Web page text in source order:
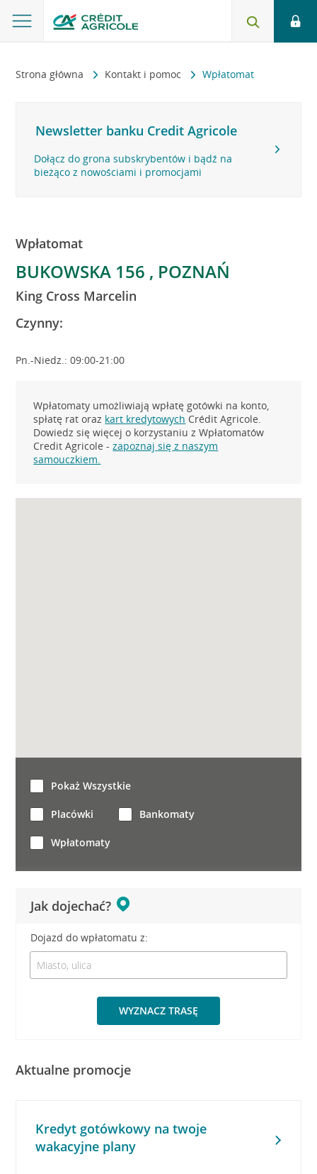
Strona główna Kontakt i pomoc Wpłatomat
Newsletter banku Credit Agricole
Dołącz do grona subskrybentów i bądź na
bieżąco z nowościami i promocjami
Wpłatomat
BUKOWSKA 156 , POZNAŃ
King Cross Marcelin
Czynny:
Pn.-Niedz.: 09:00-21:00
Wpłatomaty umożliwiają wpłatę gotówki na konto,
spłatę rat oraz kart kredytowych Crédit Agricole.
Dowiedz się więcej o korzystaniu z Wpłatomatów
Credit Agricole -zapoznaj się z naszym
samouczkiem.
Jak dojechać?
Dojazd do wpłatomatu z:
WYZNACZ TRASĘ
Pokaż Wszystkie
Placówki Bankomaty
Wpłatomaty
Aktualne promocje
Kredyt gotówkowy na twoje
wakacyjne plany